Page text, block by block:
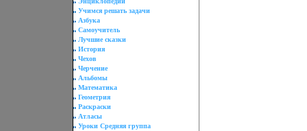
Учимся решать задачи
Азбука
Самоучитель
Лучшие сказки
История
Чехов
Черчение
Альбомы
Математика
Геометрия
Раскраски
Атласы
Уроки Средняя группа